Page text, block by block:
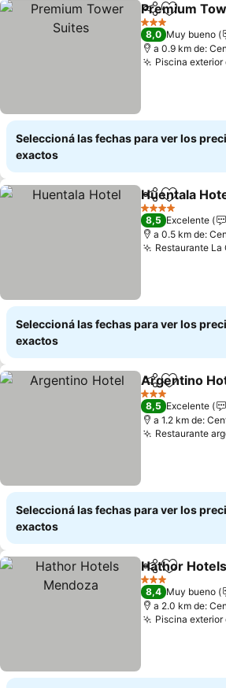
Compartir
Añadir a
Premium
3 Estrellas
8,0 Muy bueno
a 0.9 km de:
Piscina exterior
Seleccioná las fechas para ver los
exactos
Compartir
Añadir a
Huentala
4 Estrellas
8,5 Excelente
a 0.5 km de:
Restaurante La
Seleccioná las fechas para ver los
exactos
Compartir
Añadir a
Argentino
3 Estrellas
8,5 Excelente
a 1.2 km de:
Restaurante
Seleccioná las fechas para ver los
exactos
CompartirAñadir a
Hathor
3 Estrellas
8,4 Muy bueno
a 2.0 km de:
Piscina exterior